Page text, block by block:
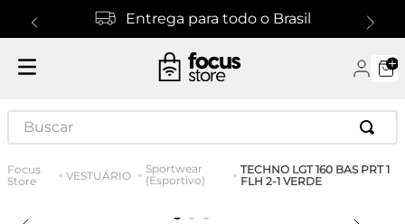
Entrega para todo o Brasil
Buscar
VESTUÁRIO
Sportwear
(Esportivo)
TECHNO LGT 160 BAS PRT 1
FLH 2-1 VERDE